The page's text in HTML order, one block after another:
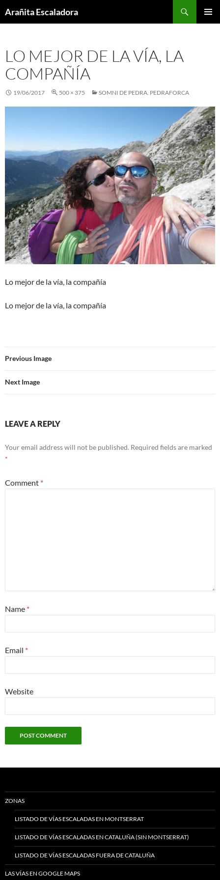
toArañita Escaladora
LO MEJOR DE LA VÍA, LA
COMPAÑÍA
19/06/2017 500 × 375 SOMNI DE PEDRA. PEDRAFORCA
Lo mejor de la vía, la compañía
Lo mejor de la vía, la compañía
Previous Image
Next Image
LEAVE A REPLY
Your email address will not be published. Required fields are marked
*
Comment *
Name *
Email *
Website
ZONAS
LISTADO DE VÍAS ESCALADAS EN MONTSERRAT
LISTADO DE VÍAS ESCALADAS EN CATALUÑA (SIN MONTSERRAT)
LISTADO DE VÍAS ESCALADAS FUERA DE CATALUÑA
LAS VÍAS EN GOOGLE MAPS